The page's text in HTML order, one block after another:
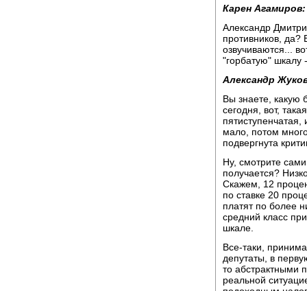
Карен Агамиров:
Александр
противников,
озвучиваются...
"горбатую" шкалу
Александр
Вы знаете, какую
сегодня, вот,
пятиступенчатая,
мало, потом
подвергнута
Ну, смотрите
получается?
Скажем, 12
по ставке 20
платят по более
средний класс
шкале.
Все-таки,
депутаты, в
то абстрактными
реальной